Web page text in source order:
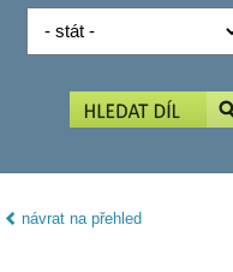
návrat na přehled